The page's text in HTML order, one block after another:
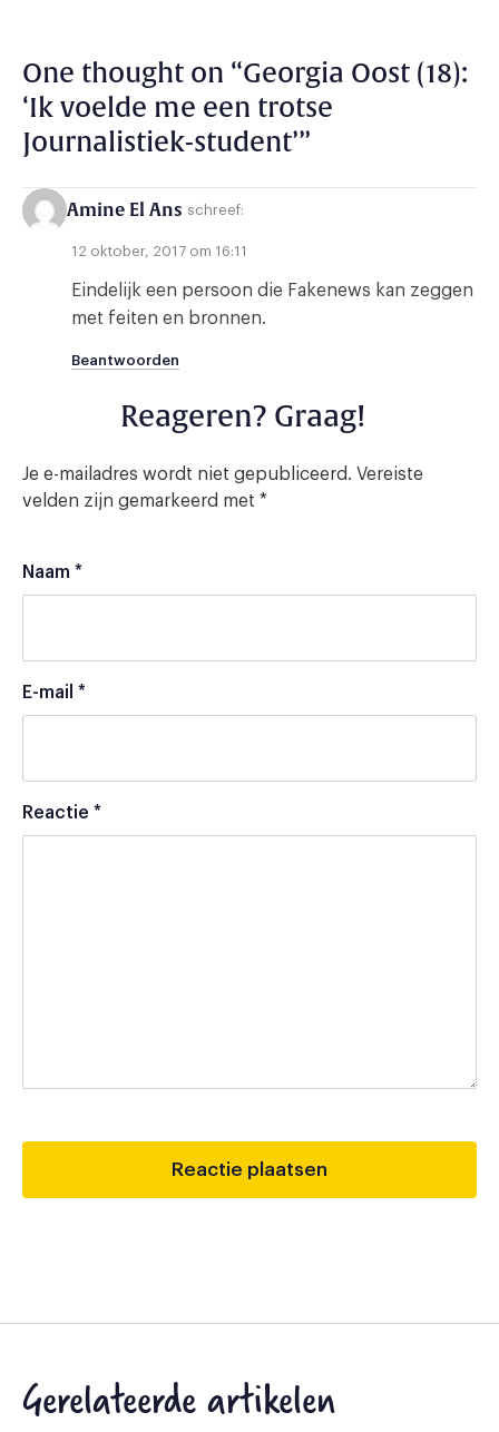
One thought on “Georgia Oost (18):
‘Ik voelde me een trotse
Journalistiek-student’”
Amine El Ans schreef:
12 oktober, 2017 om 16:11
Eindelijk een persoon die Fakenews kan zeggen
met feiten en bronnen.
Beantwoorden
Reageren? Graag!
Je e-mailadres wordt niet gepubliceerd. Vereiste
velden zijn gemarkeerd met *
Naam *
E-mail *
Reactie *
Gerelateerde artikelen